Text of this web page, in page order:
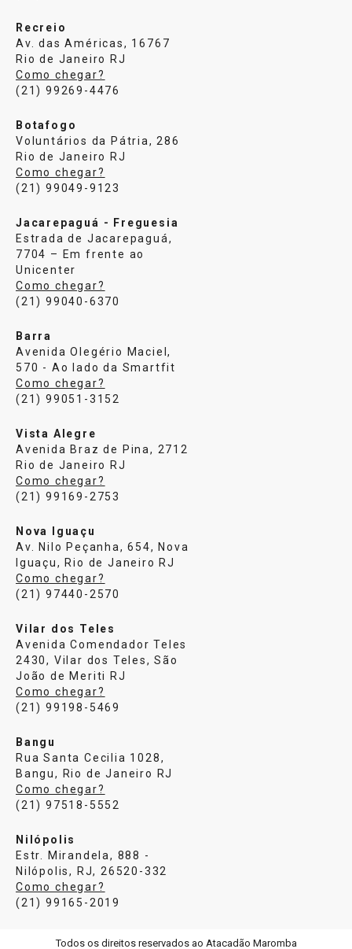
Recreio
Av. das Américas, 16767
Rio de Janeiro RJ
Como chegar?
(21) 99269-4476
Botafogo
Voluntários da Pátria, 286
Rio de Janeiro RJ
Como chegar?
(21) 99049-9123
Jacarepaguá - Freguesia
Estrada de Jacarepaguá,
7704 – Em frente ao
Unicenter
Como chegar?
(21) 99040-6370
Barra
Avenida Olegério Maciel,
570 - Ao lado da Smartfit
Como chegar?
(21) 99051-3152
Vista Alegre
Avenida Braz de Pina, 2712
Rio de Janeiro RJ
Como chegar?
(21) 99169-2753
Nova Iguaçu
Av. Nilo Peçanha, 654, Nova
Iguaçu, Rio de Janeiro RJ
Como chegar?
(21) 97440-2570
Vilar dos Teles
Avenida Comendador Teles
2430, Vilar dos Teles, São
João de Meriti RJ
Como chegar?
(21) 99198-5469
Bangu
Rua Santa Cecilia 1028,
Bangu, Rio de Janeiro RJ
Como chegar?
(21) 97518-5552
Nilópolis
Estr. Mirandela, 888 -
Nilópolis, RJ, 26520-332
Como chegar?
(21) 99165-2019
Todos os direitos reservados ao Atacadão Maromba